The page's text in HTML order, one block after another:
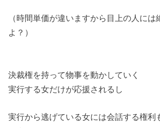
（時間単価が違いますから目上の人には
よ？）
決裁権を持って物事を動かしていく
実行する女だけが応援されるし
実行から逃げている女には会話する権利